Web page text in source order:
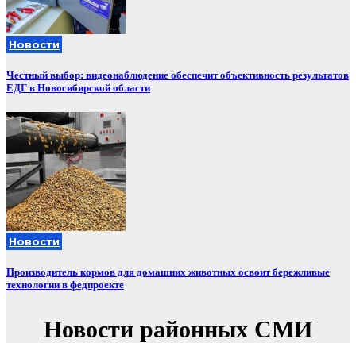
Новости
Честный выбор: видеонаблюдение обеспечит объективность результатов
ЕДГ в Новосибирской области
Новости
Производитель кормов для домашних животных освоит бережливые
технологии в федпроекте